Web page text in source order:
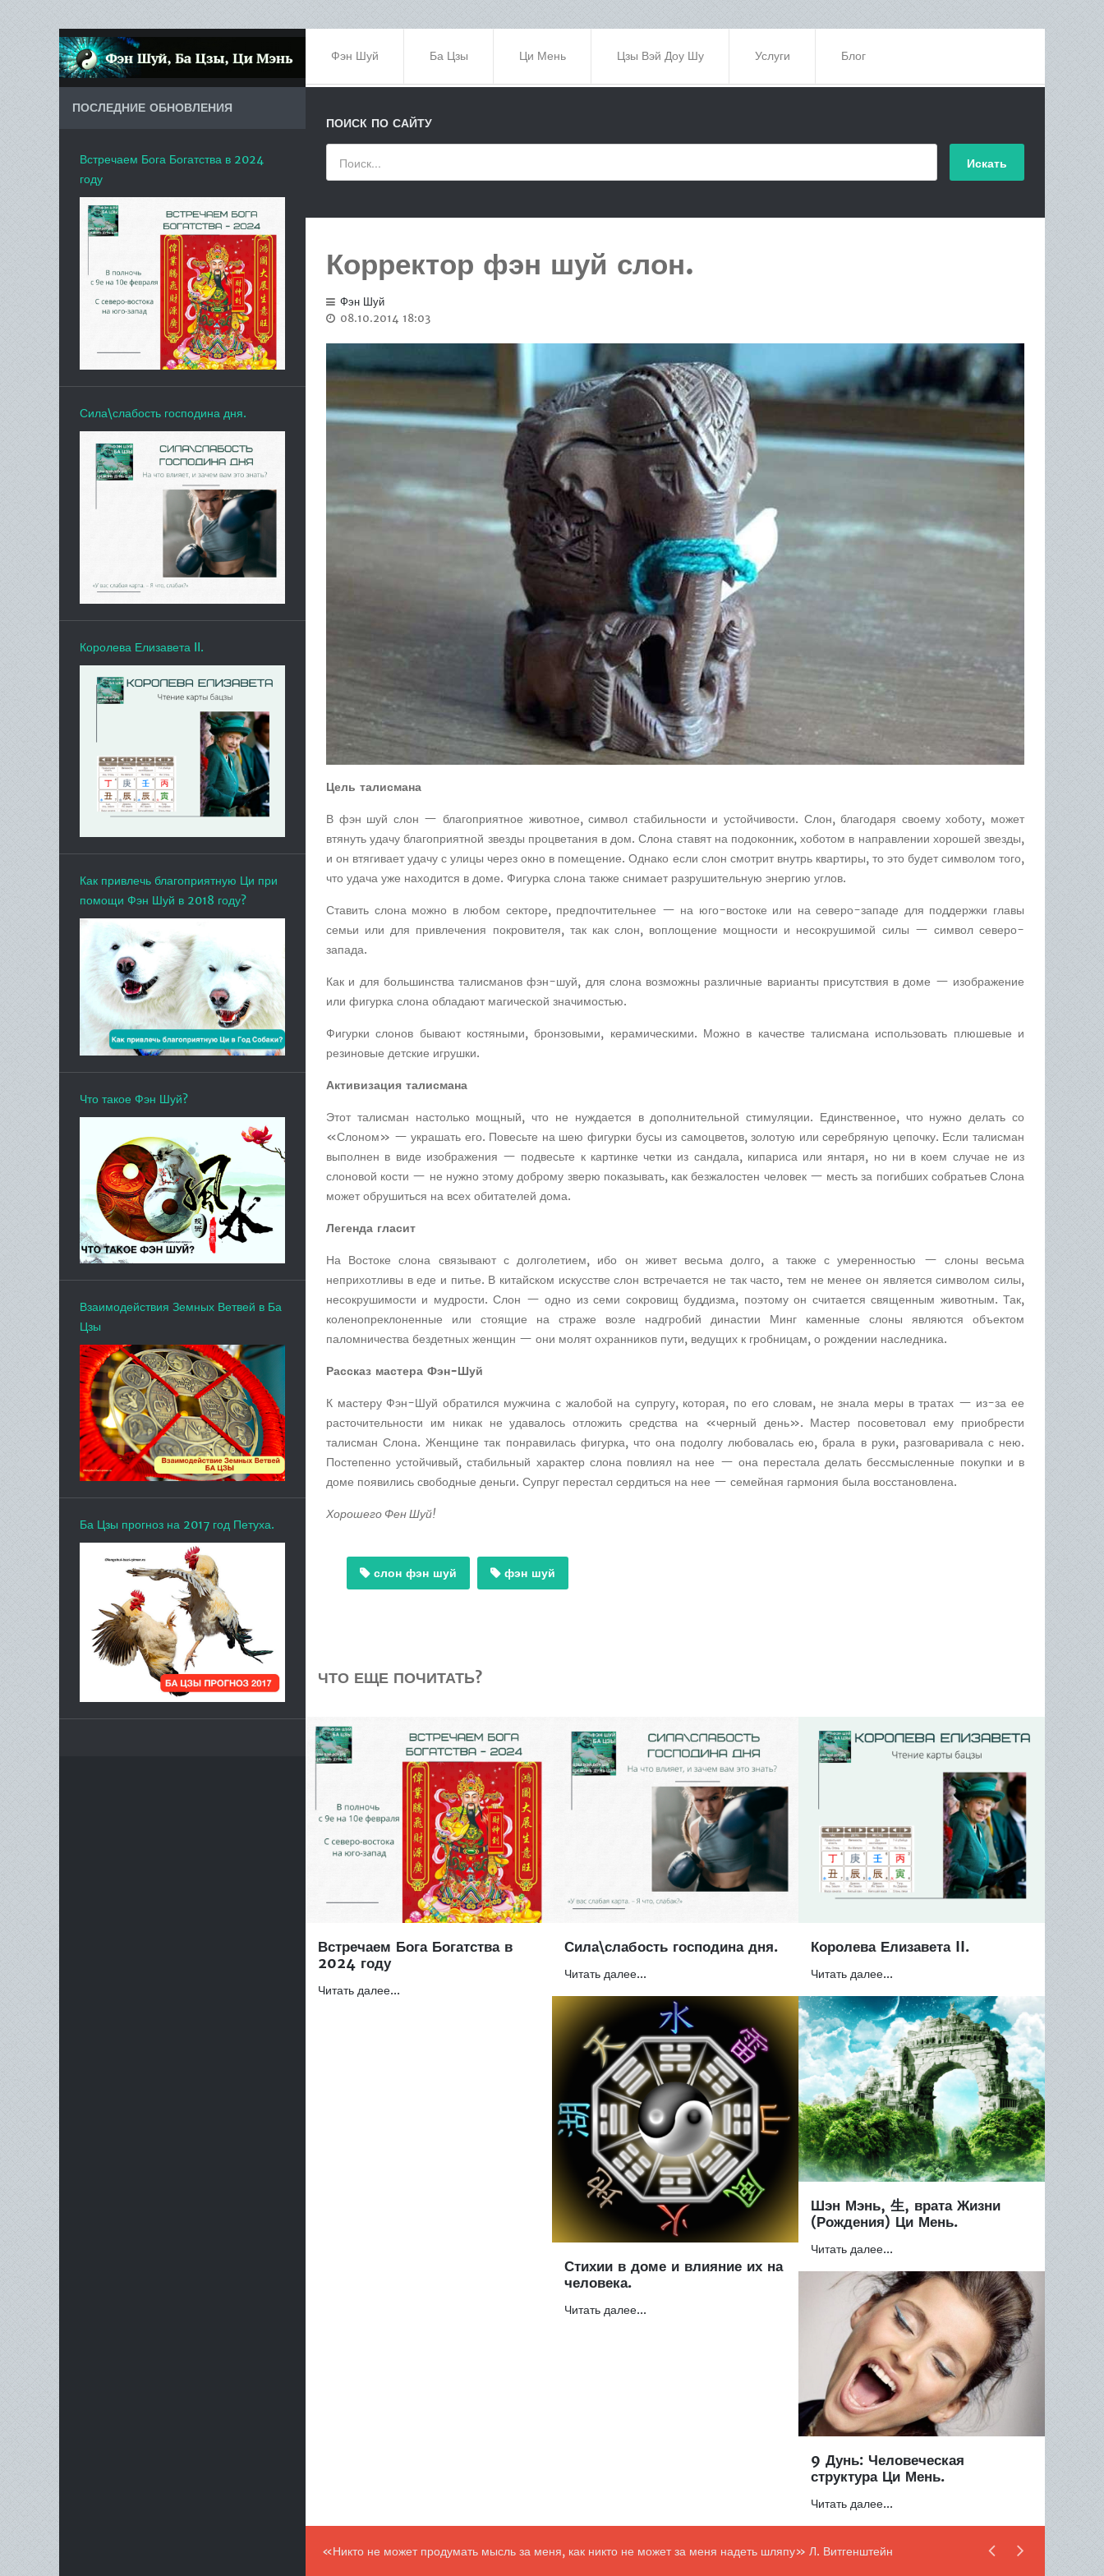
Фэн Шуй Ба Цзы Ци Мень Цзы Вэй Доу Шу Услуги Блог
ПОИСК ПО САЙТУ
Корректор фэн шуй слон.
Фэн Шуй
08.10.2014 18:03
Цель талисмана
В фэн шуй слон — благоприятное животное, символ стабильности и устойчивости. Слон, благодаря своему хоботу, может
втянуть удачу благоприятной звезды процветания в дом. Слона ставят на подоконник, хоботом в направлении хорошей звезды,
и он втягивает удачу с улицы через окно в помещение. Однако если слон смотрит внутрь квартиры, то это будет символом того,
что удача уже находится в доме. Фигурка слона также снимает разрушительную энергию углов.
Ставить слона можно в любом секторе, предпочтительнее — на юго-востоке или на северо-западе для поддержки главы
семьи или для привлечения покровителя, так как слон, воплощение мощности и несокрушимой силы — символ северо-
запада.
Как и для большинства талисманов фэн-шуй, для слона возможны различные варианты присутствия в доме — изображение
или фигурка слона обладают магической значимостью.
Фигурки слонов бывают костяными, бронзовыми, керамическими. Можно в качестве талисмана использовать плюшевые и
резиновые детские игрушки.
Активизация талисмана
Этот талисман настолько мощный, что не нуждается в дополнительной стимуляции. Единственное, что нужно делать со
«Слоном» — украшать его. Повесьте на шею фигурки бусы из самоцветов, золотую или серебряную цепочку. Если талисман
выполнен в виде изображения — подвесьте к картинке четки из сандала, кипариса или янтаря, но ни в коем случае не из
слоновой кости — не нужно этому доброму зверю показывать, как безжалостен человек — месть за погибших собратьев Слона
может обрушиться на всех обитателей дома.
Легенда гласит
На Востоке слона связывают с долголетием, ибо он живет весьма долго, а также с умеренностью — слоны весьма
неприхотливы в еде и питье. В китайском искусстве слон встречается не так часто, тем не менее он является символом силы,
несокрушимости и мудрости. Слон — одно из семи сокровищ буддизма, поэтому он считается священным животным. Так,
коленопреклоненные или стоящие на страже возле надгробий династии Минг каменные слоны являются объектом
паломничества бездетных женщин — они молят охранников пути, ведущих к гробницам, о рождении наследника.
Рассказ мастера Фэн-Шуй
К мастеру Фэн-Шуй обратился мужчина с жалобой на супругу, которая, по его словам, не знала меры в тратах — из-за ее
расточительности им никак не удавалось отложить средства на «черный день». Мастер посоветовал ему приобрести
талисман Слона. Женщине так понравилась фигурка, что она подолгу любовалась ею, брала в руки, разговаривала с нею.
Постепенно устойчивый, стабильный характер слона повлиял на нее — она перестала делать бессмысленные покупки и в
доме появились свободные деньги. Супруг перестал сердиться на нее — семейная гармония была восстановлена.
Хорошего Фен Шуй!
слон фэн шуй фэн шуй
ЧТО ЕЩЕ ПОЧИТАТЬ?
Встречаем Бога Богатства в
2024 году
Читать далее...
Сила\слабость господина дня.
Читать далее...
Королева Елизавета II.
Читать далее...
Стихии в доме и влияние их на
человека.
Читать далее...
Шэн Мэнь, 生, врата Жизни
(Рождения) Ци Мень.
Читать далее...
9 Дунь: Человеческая
структура Ци Мень.
Читать далее...
«Делать быстро – это делать медленно, но без остановок» Японская мудрость
ПОСЛЕДНИЕ ОБНОВЛЕНИЯ
Встречаем Бога Богатства в 2024
году
Сила\слабость господина дня.
Королева Елизавета II.
Как привлечь благоприятную Ци при
помощи Фэн Шуй в 2018 году?
Что такое Фэн Шуй?
Взаимодействия Земных Ветвей в Ба
Цзы
Ба Цзы прогноз на 2017 год Петуха.